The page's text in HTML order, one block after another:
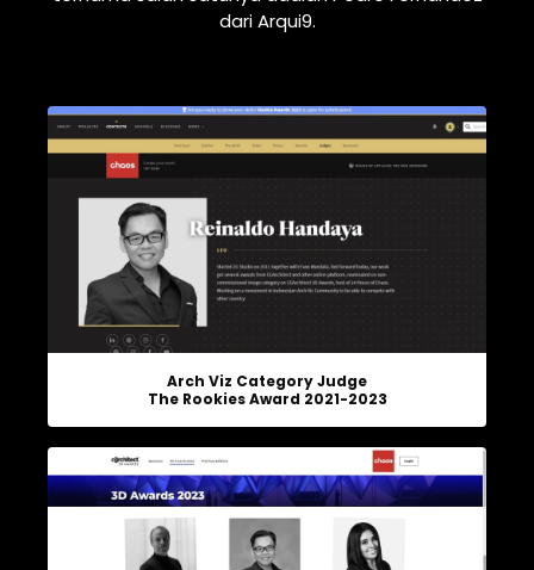
dari Arqui9.
Arch Viz Category Judge
The Rookies Award 2021-2023